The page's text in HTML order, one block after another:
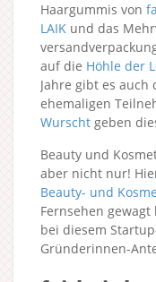
Haargummis von
LAIK und das
auf die Höhle der
Jahre gibt es
ehemaligen
Wurscht geben
Beauty und
aber nicht nur!
Beauty- und
Fernsehen
bei diesem
Gründerinnen-